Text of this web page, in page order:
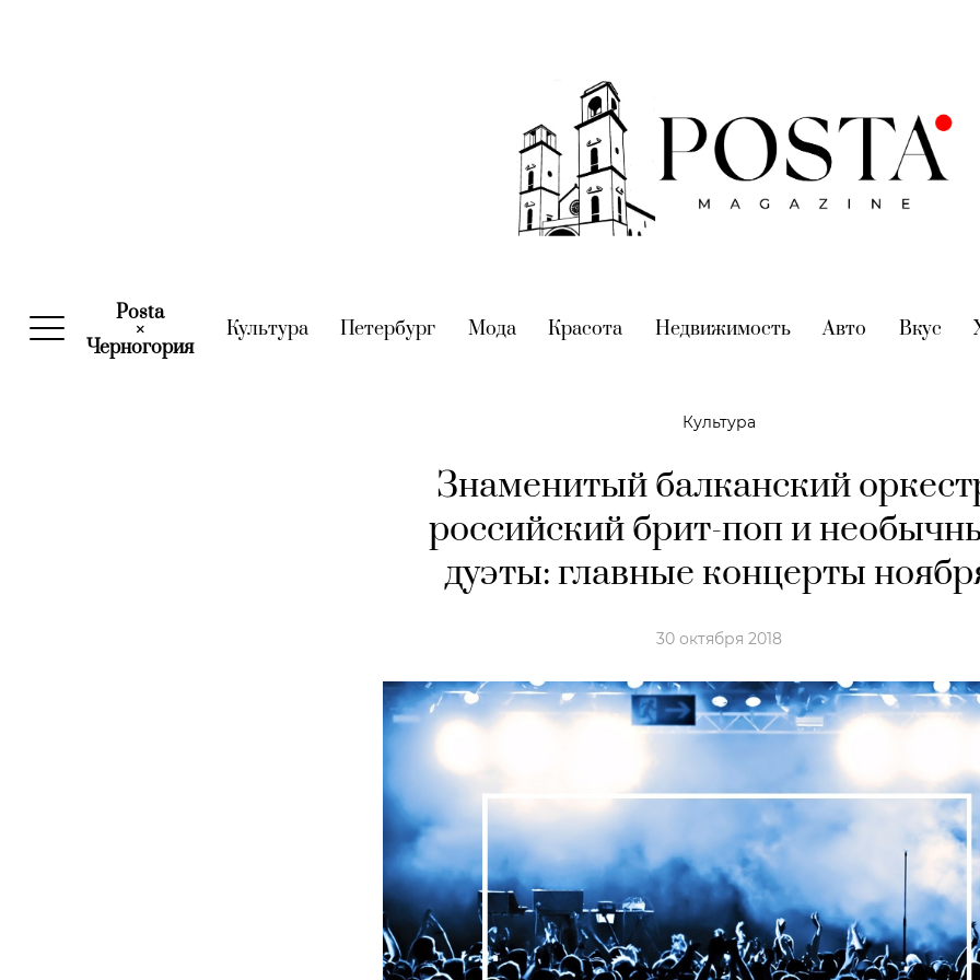
Posta
×
Черногория(current)
Культура(current)
Петербург (current)
Мода(current)
Красота (current)
Недвижимость(current)
Авто (current)
Вкус
Культура
Знаменитый балканский
российский брит-поп и
дуэты: главные концерты
30 октября 2018